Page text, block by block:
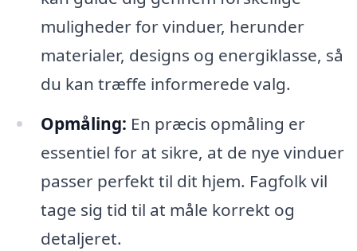
muligheder for vinduer, herunder
materialer, designs og energiklasse, så
du kan træffe informerede valg.
Opmåling: En præcis opmåling er
essentiel for at sikre, at de nye vinduer
passer perfekt til dit hjem. Fagfolk vil
tage sig tid til at måle korrekt og
detaljeret.